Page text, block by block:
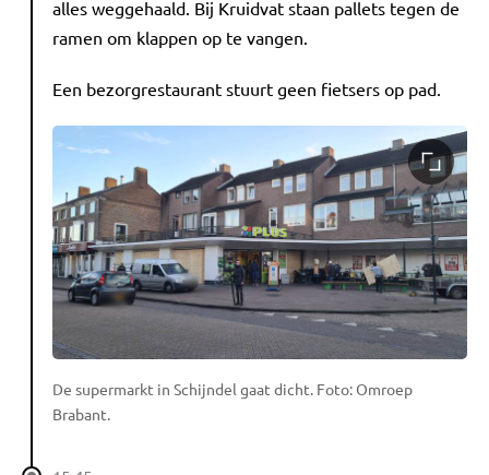
alles weggehaald. Bij Kruidvat staan pallets tegen de
ramen om klappen op te vangen.
Een bezorgrestaurant stuurt geen fietsers op pad.
De supermarkt in Schijndel gaat dicht. Foto: Omroep
Brabant.